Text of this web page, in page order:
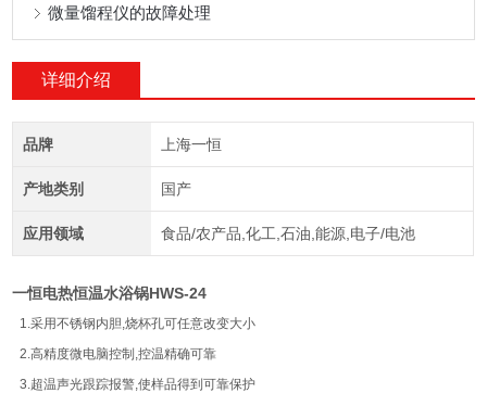
微量馏程仪的故障处理
详细介绍
品牌 上海一恒
产地类别 国产
应用领域 食品/农产品,化工,石油,能源,电子/电池
一恒电热恒温水浴锅HWS-24
1.采用不锈钢内胆,烧杯孔可任意改变大小
2.高精度微电脑控制,控温精确可靠
3.超温声光跟踪报警,使样品得到可靠保护